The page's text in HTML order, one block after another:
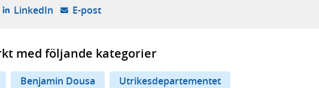
i ny flik, extern webbplats,
i ny flik, extern webbplats,
LinkedIn- öppnas i ny flik, extern webbplats,
E-post- öppnar din e-postklient,
med följande kategorier
Benjamin Dousa
Utrikesdepartementet